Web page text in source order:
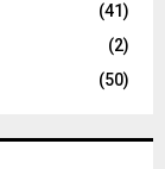
(41)
(2)
(50)